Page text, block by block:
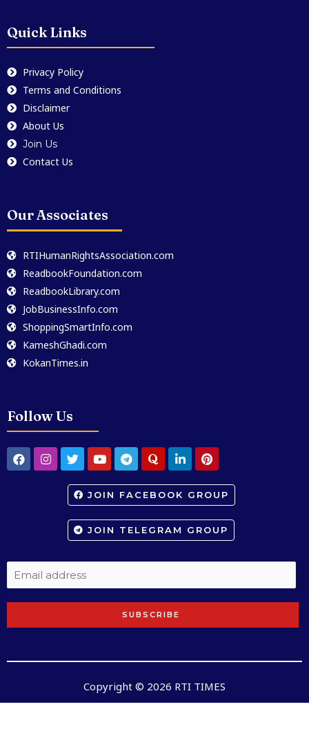
Quick Links
Privacy Policy
Terms and Conditions
Disclaimer
About Us
Join Us
Contact Us
Our Associates
RTIHumanRightsAssociation.com
ReadbookFoundation.com
ReadbookLibrary.com
JobBusinessInfo.com
ShoppingSmartInfo.com
KameshGhadi.com
KokanTimes.in
Follow Us
JOIN FACEBOOK GROUP
JOIN TELEGRAM GROUP
SUBSCRIBE
Copyright © 2026 RTI TIMES